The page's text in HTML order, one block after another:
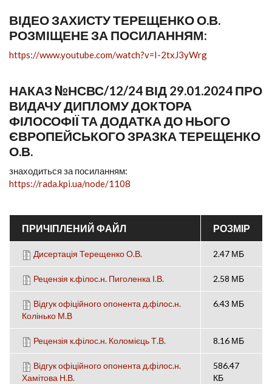
ВІДЕО ЗАХИСТУ ТЕРЕЩЕНКО О.В.
РОЗМІЩЕНЕ ЗА ПОСИЛАННЯМ:
https://www.youtube.com/watch?v=I-2txJ3yWrg
НАКАЗ №НСВС/12/24 ВІД 29.01.2024 ПРО
ВИДАЧУ ДИПЛОМУ ДОКТОРА
ФІЛОСОФІЇ ТА ДОДАТКА ДО НЬОГО
ЄВРОПЕЙСЬКОГО ЗРАЗКА ТЕРЕЩЕНКО
О.В.
знаходиться за посиланням:
https://rada.kpi.ua/node/1108
ПРИЧІПЛЕНИЙ ФАЙЛ РОЗМІР
Дисертація Терещенко О.В. 2.47 МБ
Рецензія к.філос.н. Пиголенка І.В. 2.58 МБ
Відгук офіційного опонента д.філос.н.
Колінько М.В
6.43 МБ
Рецензія к.філос.н. Коломієць Т.В. 8.16 МБ
Відгук офіційного опонента д.філос.н.
Хамітова Н.В.
586.47
КБ